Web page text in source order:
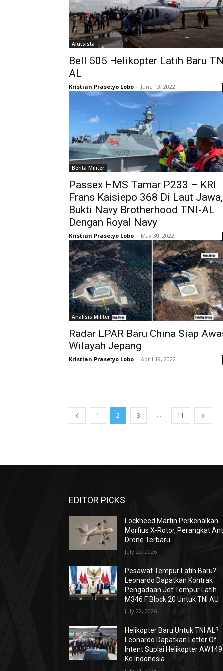
Alutsista
Bell 505 Helikopter Latih Baru
AL
Kristian Prasetyo Lobo - June 13, 2022
Berita Militer
Passex HMS Tamar P233 – KRI
Frans Kaisiepo 368 Di Laut Jawa,
Bukti Navy Brotherhood TNI-AL
Dengan Royal Navy
Kristian Prasetyo Lobo - May 30, 2022
Analisis Militer
Radar LPAR Baru China Siap
Wilayah Jepang
Kristian Prasetyo Lobo - April 19, 2022
1 2 3 ... 11
EDITOR PICKS
Lockheed Martin Perkenalkan
Morfius X-Rotor, Perangkat
Drone Terbaru
July 22, 2026
Pesawat Tempur Latih Baru?
Leonardo Dapatkan Kontrak
Pengadaan Jet Tempur Latih
M346 F Block 20 Untuk TNI AU
July 22, 2026
Helikopter Baru Untuk TNI AL?
Leonardo Dapatkan Letter Of
Intent Suplai Helikopter AW149
Ke Indonesia